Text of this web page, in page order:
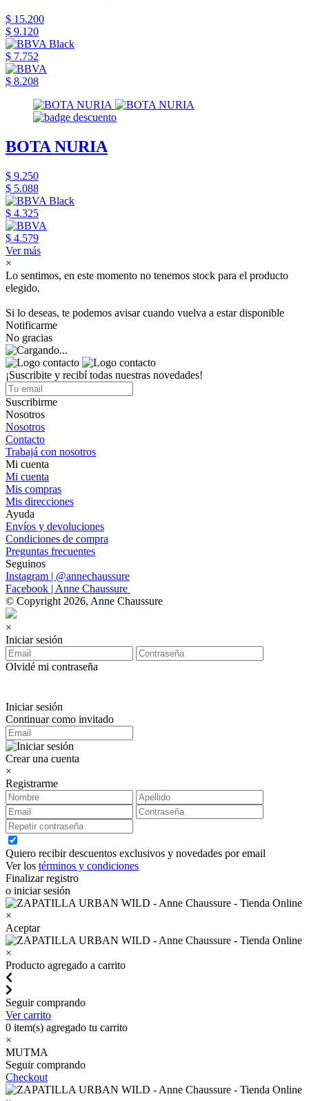
$ 15.200
$ 9.120
$ 7.752
$ 8.208
BOTA NURIA
$ 9.250
$ 5.088
$ 4.325
$ 4.579
Ver más
×
Lo sentimos, en este momento no tenemos stock para el producto
elegido.
Si lo deseas, te podemos avisar cuando vuelva a estar disponible
Notificarme
No gracias
¡Suscribite y recibí todas nuestras novedades!
Suscribirme
Nosotros
Nosotros
Contacto
Trabajá con nosotros
Mi cuenta
Mi cuenta
Mis compras
Mis direcciones
Ayuda
Envíos y devoluciones
Condiciones de compra
Preguntas frecuentes
Seguinos
Instagram | @annechaussure
Facebook | Anne Chaussure
© Copyright 2026, Anne Chaussure
×
Iniciar sesión
Olvidé mi contraseña
Iniciar sesión
Continuar como invitado
Crear una cuenta
×
Registrarme
Quiero recibir descuentos exclusivos y novedades por email
Ver los términos y condiciones
Finalizar registro
o iniciar sesión
×
Aceptar
×
Producto agregado a carrito
Seguir comprando
Ver carrito
0 item(s) agregado tu carrito
×
MUTMA
Seguir comprando
Checkout